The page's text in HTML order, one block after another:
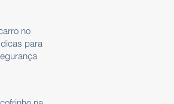
no
para